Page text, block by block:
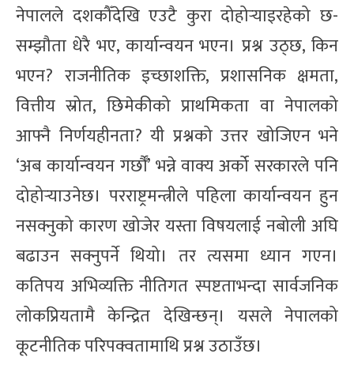
नेपालले दशकौँदेखि एउटै कुरा दोहोर्‍याइरहेको छ-
सम्झौता धेरै भए, कार्यान्वयन भएन। प्रश्न उठ्छ, किन
भएन? राजनीतिक इच्छाशक्ति, प्रशासनिक क्षमता,
वित्तीय स्रोत, छिमेकीको प्राथमिकता वा नेपालको
आफ्नै निर्णयहीनता? यी प्रश्नको उत्तर खोजिएन भने
‘अब कार्यान्वयन गर्छौँ’ भन्ने वाक्य अर्को सरकारले पनि
दोहोर्‍याउनेछ। परराष्ट्रमन्त्रीले पहिला कार्यान्वयन हुन
नसक्नुको कारण खोजेर यस्ता विषयलाई नबोली अघि
बढाउन सक्नुपर्ने थियो। तर त्यसमा ध्यान गएन।
कतिपय अभिव्यक्ति नीतिगत स्पष्टताभन्दा सार्वजनिक
लोकप्रियतामै केन्द्रित देखिन्छन्। यसले नेपालको
कूटनीतिक परिपक्वतामाथि प्रश्न उठाउँछ।